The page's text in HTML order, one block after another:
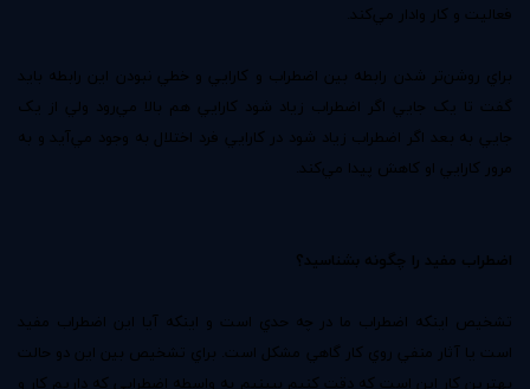
فعاليت و کار وادار مي‌کند.
براي روشن‌تر شدن رابطه بين اضطراب و کارايي و خطي نبودن اين رابطه بايد
گفت تا يک جايي اگر اضطراب زياد شود کارايي هم بالا مي‌رود ولي از يک
جايي به بعد اگر اضطراب زياد شود در کارايي فرد اختلال به وجود مي‌آيد و به
مرور کارايي او کاهش پيدا مي‌کند.
اضطراب مفيد را چگونه بشناسيد؟
تشخيص اينکه اضطراب ما در چه حدي است و اينکه آيا اين اضطراب مفيد
است يا آثار منفي روي کار گاهي مشکل است. براي تشخيص بين اين دو حالت
بهترين کار اين است که دقت کنيم ببينيم به واسطه اضطرابي که داريم کار و